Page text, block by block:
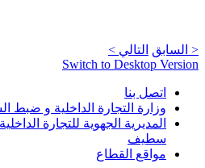
< السابق التالي >
Switch to Desktop Version
اتصل بنا
وزارة التجارة الداخلية و ضبط
المديرية الجهوية للتجارة
سطيف
مواقع القطاع